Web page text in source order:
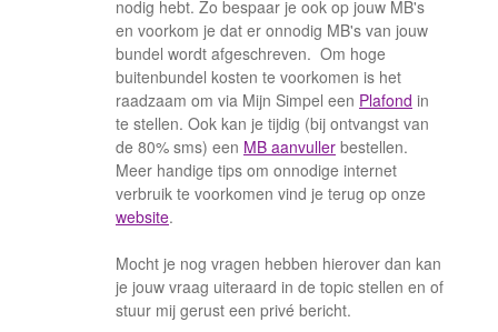
nodig hebt. Zo bespaar je ook op jouw MB's
en voorkom je dat er onnodig MB's van jouw
bundel wordt afgeschreven. Om hoge
buitenbundel kosten te voorkomen is het
raadzaam om via Mijn Simpel een Plafond in
te stellen. Ook kan je tijdig (bij ontvangst van
de 80% sms) een MB aanvuller bestellen.
Meer handige tips om onnodige internet
verbruik te voorkomen vind je terug op onze
website.
Mocht je nog vragen hebben hierover dan kan
je jouw vraag uiteraard in de topic stellen en of
stuur mij gerust een privé bericht.